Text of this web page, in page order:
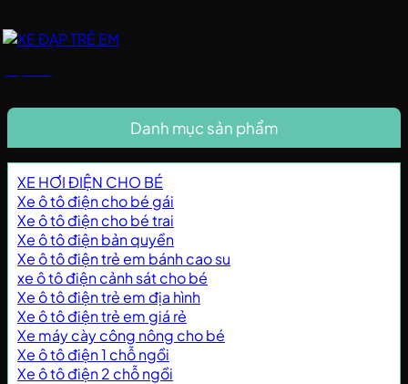
Danh mục sản phẩm
XE HƠI ĐIỆN CHO BÉ
Xe ô tô điện cho bé gái
Xe ô tô điện cho bé trai
Xe ô tô điện bản quyền
Xe ô tô điện trẻ em bánh cao su
xe ô tô điện cảnh sát cho bé
Xe ô tô điện trẻ em địa hình
Xe ô tô điện trẻ em giá rẻ
Xe máy cày công nông cho bé
Xe ô tô điện 1 chỗ ngồi
Xe ô tô điện 2 chỗ ngồi